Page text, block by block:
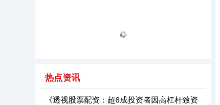
热点资讯
《透视股票配资：超6成投资者因高杠杆致资